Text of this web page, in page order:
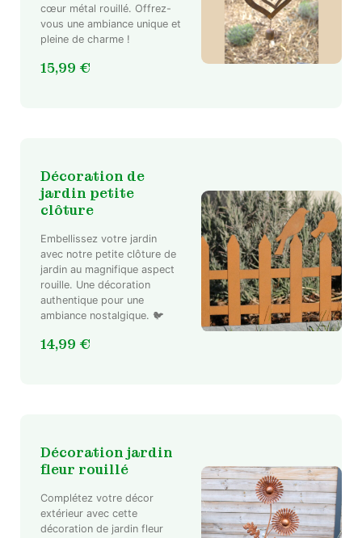
cœur métal rouillé. Offrez-
vous une ambiance unique et
pleine de charme !
15,99 €
Décoration de
jardin petite
clôture
Embellissez votre jardin
avec notre petite clôture de
jardin au magnifique aspect
rouille. Une décoration
authentique pour une
ambiance nostalgique. 🐦
14,99 €
Décoration jardin
fleur rouillé
Complétez votre décor
extérieur avec cette
décoration de jardin fleur